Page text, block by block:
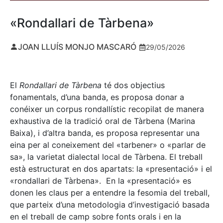
«Rondallari de Tàrbena»
JOAN LLUÍS MONJO MASCARÓ 29/05/2026
El Rondallari de Tàrbena té dos objectius
fonamentals, d’una banda, es proposa donar a
conéixer un corpus rondallístic recopilat de manera
exhaustiva de la tradició oral de Tàrbena (Marina
Baixa), i d’altra banda, es proposa representar una
eina per al coneixement del «tarbener» o «parlar de
sa», la varietat dialectal local de Tàrbena. El treball
està estructurat en dos apartats: la «presentació» i el
«rondallari de Tàrbena». En la «presentació» es
donen les claus per a entendre la fesomia del treball,
que parteix d’una metodologia d’investigació basada
en el treball de camp sobre fonts orals i en la